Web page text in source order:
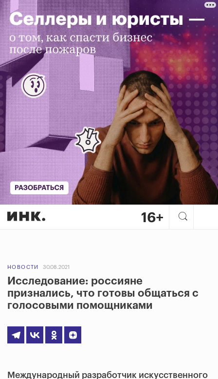
НОВОСТИ 30.08.2021
Исследование: россияне
признались, что готовы общаться с
голосовыми помощниками
Международный разработчик искусственного